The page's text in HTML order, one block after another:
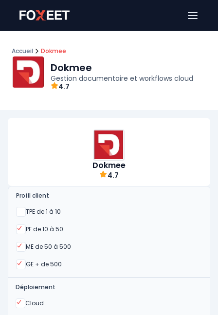
Accueil Dokmee
Dokmee
Gestion documentaire et workflows cloud
4.7
Dokmee
4.7
Profil client
TPE de 1 à 10
Oui
PE de 10 à 50
Oui
ME de 50 à 500
Oui
GE + de 500
Oui
Déploiement
Cloud
Oui